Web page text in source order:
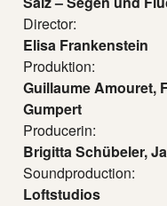
Director:
Elisa Frankenstein
Produktion:
Guillaume Amouret,
Gumpert
Producerin:
Brigitta Schübeler,
Soundproduction:
Loftstudios